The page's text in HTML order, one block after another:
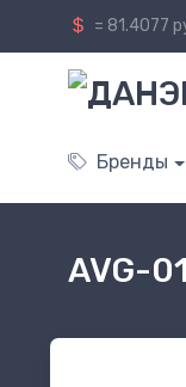
= 81.4077
Бренды
AVG-